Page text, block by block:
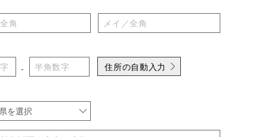
- 住所の自動入力
を選択